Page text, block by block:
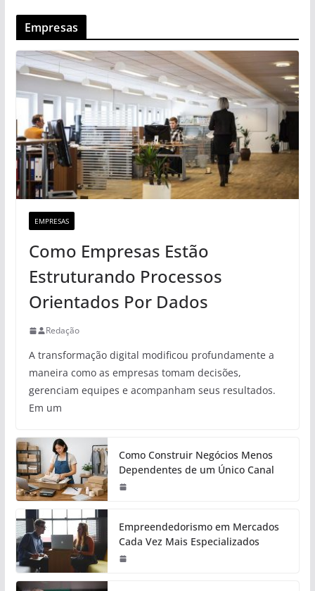
Empresas
EMPRESAS
Como Empresas Estão
Estruturando Processos
Orientados Por Dados
Redação
A transformação digital modificou profundamente a
maneira como as empresas tomam decisões,
gerenciam equipes e acompanham seus resultados.
Em um
Como Construir Negócios Menos
Dependentes de um Único Canal
Empreendedorismo em Mercados
Cada Vez Mais Especializados